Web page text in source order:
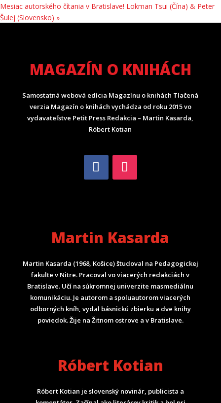
Mesiac autorského čítania v Bratislave! Lokman Tsui (Čína) & Peter
Šulej (Slovensko) »
MAGAZÍN O KNIHÁCH
Samostatná webová edícia Magazínu o knihách Tlačená
verzia Magazín o knihách vychádza od roku 2015 vo
vydavateľstve Petit Press Redakcia – Martin Kasarda,
Róbert Kotian
Martin Kasarda
Martin Kasarda (1968, Košice) študoval na Pedagogickej
fakulte v Nitre. Pracoval vo viacerých redakciách v
Bratislave. Učí na súkromnej univerzite masmediálnu
komunikáciu. Je autorom a spoluautorom viacerých
odborných kníh, vydal básnickú zbierku a dve knihy
poviedok. Žije na Žitnom ostrove a v Bratislave.
Róbert Kotian
Róbert Kotian je slovenský novinár, publicista a